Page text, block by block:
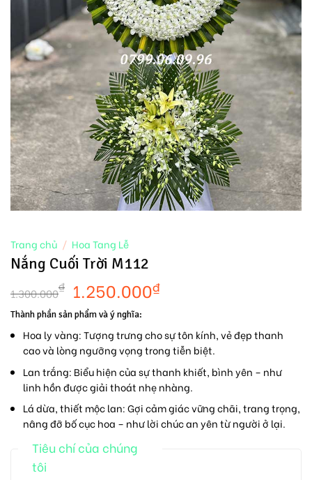
Trang chủ / Hoa Tang Lễ
Nắng Cuối Trời M112
1.300.000₫ 1.250.000₫
Thành phần sản phẩm và ý nghĩa:
Hoa ly vàng:Tượng trưng cho sự tôn kính, vẻ đẹp thanh
cao và lòng ngưỡng vọng trong tiễn biệt.
Lan trắng: Biểu hiện của sự thanh khiết, bình yên – như
linh hồn được giải thoát nhẹ nhàng.
Lá dừa, thiết mộc lan:Gợi cảm giác vững chãi, trang trọng,
nâng đỡ bố cục hoa – như lời chúc an yên từ người ở lại.
Tiêu chí của chúng
tôi